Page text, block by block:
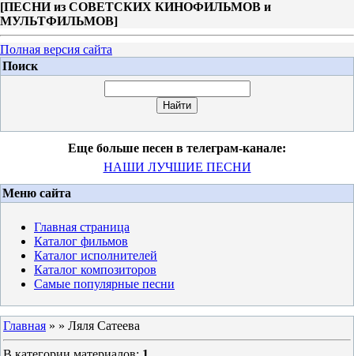
[ПЕСНИ из СОВЕТСКИХ КИНОФИЛЬМОВ и
МУЛЬТФИЛЬМОВ]
Полная версия сайта
Поиск
Еще больше песен в телеграм-канале:
НАШИ ЛУЧШИЕ ПЕСНИ
Меню сайта
Главная страница
Каталог фильмов
Каталог исполнителей
Каталог композиторов
Самые популярные песни
Главная » » Ляля Сатеева